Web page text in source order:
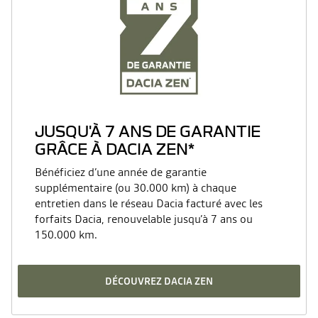
JUSQU'À 7 ANS DE GARANTIE
GRÂCE À DACIA ZEN*
Bénéficiez d’une année de garantie
supplémentaire (ou 30.000 km) à chaque
entretien dans le réseau Dacia facturé avec les
forfaits Dacia, renouvelable jusqu’à 7 ans ou
150.000 km.
DÉCOUVREZ DACIA ZEN